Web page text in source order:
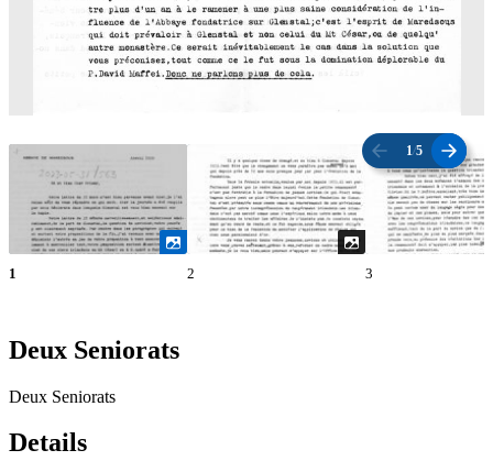
1 /5
1 2 3
Deux Seniorats
Deux Seniorats
Details